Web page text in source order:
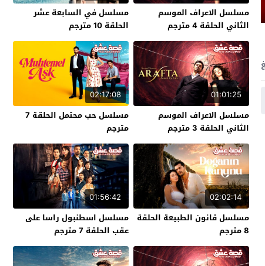
مسلسل الاعراف الموسم
الثاني الحلقة 4 مترجم
مسلسل في السابعة عشر
الحلقة 10 مترجم
01:01:25
مسلسل الاعراف الموسم
الثاني الحلقة 3 مترجم
02:17:08
مسلسل حب محتمل الحلقة 7
مترجم
02:02:14
مسلسل قانون الطبيعة الحلقة
8 مترجم
01:56:42
مسلسل اسطنبول راسا على
عقب الحلقة 7 مترجم